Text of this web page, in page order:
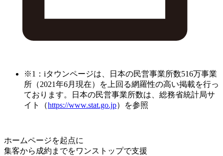
※1：iタウンページは、日本の民営事業所数516万事業
所（2021年6月現在）を上回る網羅性の高い掲載を行っ
ております。日本の民営事業所数は、総務省統計局サ
イト（https://www.stat.go.jp）を参照
ホームページを起点に
集客から成約までをワンストップで支援